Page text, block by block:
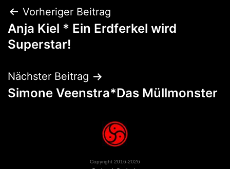
Vorheriger Beitrag
Anja Kiel * Ein Erdferkel wird
Superstar!
Nächster Beitrag
Simone Veenstra*Das Müllmonster
Copyright 2016-2026